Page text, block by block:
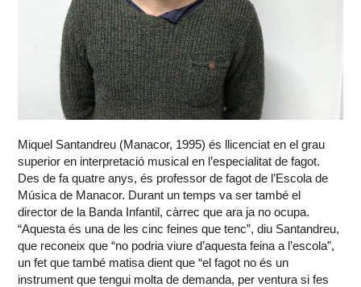
Miquel Santandreu (Manacor, 1995) és llicenciat en el grau
superior en interpretació musical en l’especialitat de fagot.
Des de fa quatre anys, és professor de fagot de l’Escola de
Música de Manacor. Durant un temps va ser també el
director de la Banda Infantil, càrrec que ara ja no ocupa.
“Aquesta és una de les cinc feines que tenc”, diu Santandreu,
que reconeix que “no podria viure d’aquesta feina a l’escola”,
un fet que també matisa dient que “el fagot no és un
instrument que tengui molta de demanda, per ventura si fes